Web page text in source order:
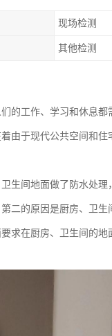
现场检测
其他检测
的工作、学习和休息都
由于现代公共空间和
生间地面做了防水处理
二的原因是厨房、卫
求在厨房、卫生间的地